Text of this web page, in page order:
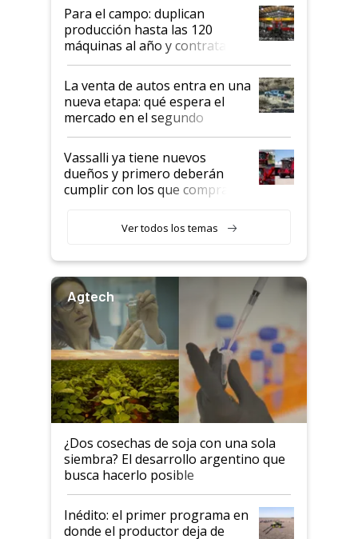
Para el campo: duplican
producción hasta las 120
máquinas al año y contratan
especialistas de la industria
automotriz para lograrlo
La venta de autos entra en una
nueva etapa: qué espera el
mercado en el segundo
semestre
Vassalli ya tiene nuevos
dueños y primero deberán
cumplir con los que compraron
recibieron: quién está detrás
del rescate de la empresa
Ver todos los temas
Agtech
¿Dos cosechas de soja con una sola
siembra? El desarrollo argentino que
busca hacerlo posible
Inédito: el primer programa en
donde el productor deja de